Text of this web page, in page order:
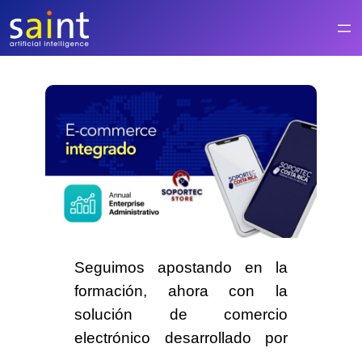
contenido
Seguimos apostando en la
formación, ahora con la
solución decomercio
electrónico desarrollado por